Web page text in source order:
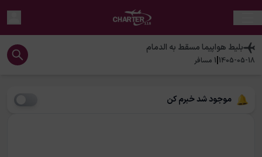
بلیط هواپیمامسقط به الدمام
1405-05-18
|
1 مسافر
موجود شد خبرم کن